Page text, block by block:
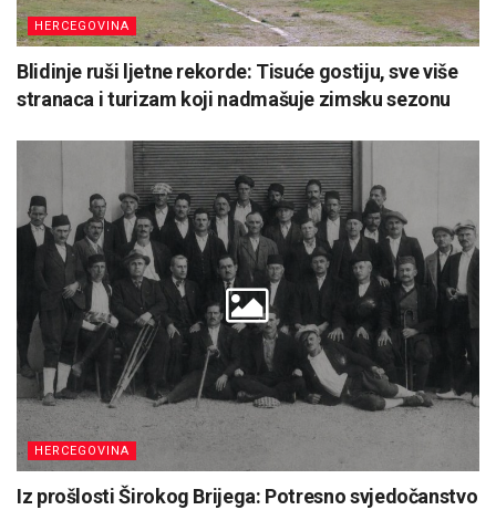
HERCEGOVINA
Blidinje ruši ljetne rekorde: Tisuće gostiju, sve više
stranaca i turizam koji nadmašuje zimsku sezonu
HERCEGOVINA
Iz prošlosti Širokog Brijega: Potresno svjedočanstvo